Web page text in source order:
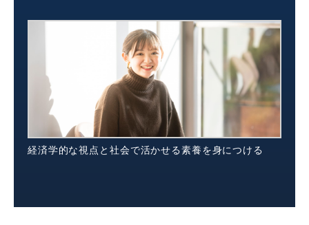
経済学的な視点と社会で活かせる素養を身につける